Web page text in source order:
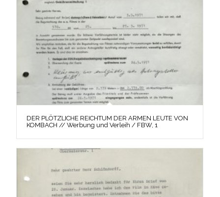
DER PLÖTZLICHE REICHTUM DER ARMEN LEUTE VON
KOMBACH // Werbung und Verleih / FBW, 1